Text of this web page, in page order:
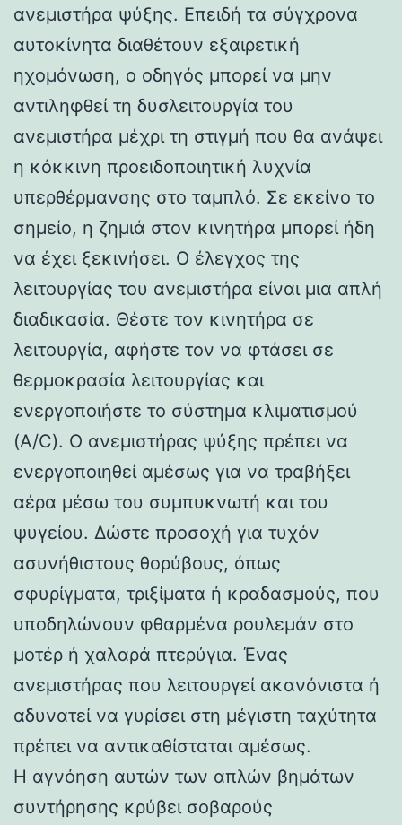
ανεμιστήρα ψύξης. Επειδή τα σύγχρονα
αυτοκίνητα διαθέτουν εξαιρετική
ηχομόνωση, ο οδηγός μπορεί να μην
αντιληφθεί τη δυσλειτουργία του
ανεμιστήρα μέχρι τη στιγμή που θα ανάψει
η κόκκινη προειδοποιητική λυχνία
υπερθέρμανσης στο ταμπλό. Σε εκείνο το
σημείο, η ζημιά στον κινητήρα μπορεί ήδη
να έχει ξεκινήσει. Ο έλεγχος της
λειτουργίας του ανεμιστήρα είναι μια απλή
διαδικασία. Θέστε τον κινητήρα σε
λειτουργία, αφήστε τον να φτάσει σε
θερμοκρασία λειτουργίας και
ενεργοποιήστε το σύστημα κλιματισμού
(A/C). Ο ανεμιστήρας ψύξης πρέπει να
ενεργοποιηθεί αμέσως για να τραβήξει
αέρα μέσω του συμπυκνωτή και του
ψυγείου. Δώστε προσοχή για τυχόν
ασυνήθιστους θορύβους, όπως
σφυρίγματα, τριξίματα ή κραδασμούς, που
υποδηλώνουν φθαρμένα ρουλεμάν στο
μοτέρ ή χαλαρά πτερύγια. Ένας
ανεμιστήρας που λειτουργεί ακανόνιστα ή
αδυνατεί να γυρίσει στη μέγιστη ταχύτητα
πρέπει να αντικαθίσταται αμέσως.
Η αγνόηση αυτών των απλών βημάτων
συντήρησης κρύβει σοβαρούς